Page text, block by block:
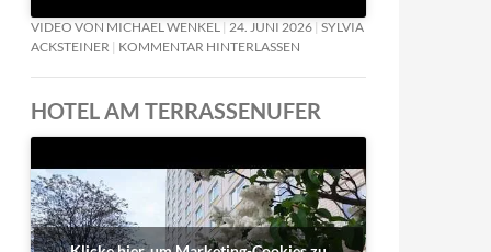
VIDEO VON MICHAEL WENKEL 24. JUNI 2026 SYLVIA
ACKSTEINER
KOMMENTAR HINTERLASSEN
HOTEL AM TERRASSENUFER